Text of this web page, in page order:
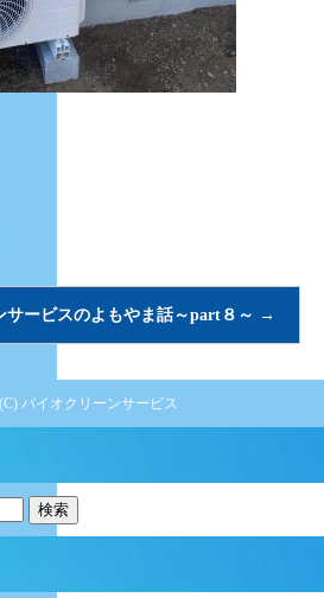
サービスのよもやま話～part８～ →
バイオクリーンサービス